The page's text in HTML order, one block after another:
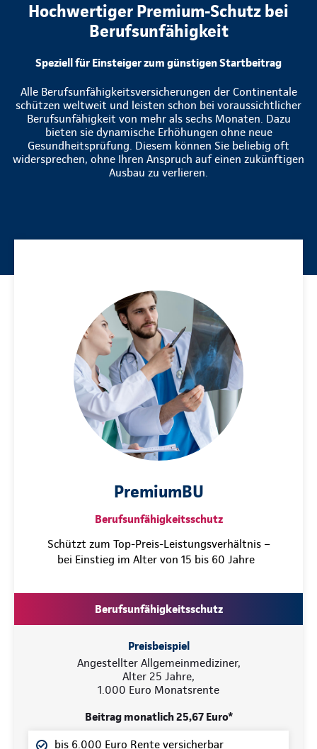
Hochwertiger Premium-Schutz bei
Berufsunfähigkeit
Speziell für Einsteiger zum günstigen Startbeitrag
Alle Berufsunfähigkeitsversicherungen der Continentale
schützen weltweit und leisten schon bei voraussichtlicher
Berufsunfähigkeit von mehr als sechs Monaten. Dazu
bieten sie dynamische Erhöhungen ohne neue
Gesundheitsprüfung. Diesem können Sie beliebig oft
widersprechen, ohne Ihren Anspruch auf einen zukünftigen
Ausbau zu verlieren.
PremiumBU
Berufsunfähigkeitsschutz
Schützt zum Top-Preis-Leistungsverhältnis –
bei Einstieg im Alter von 15 bis 60 Jahre
Berufsunfähigkeitsschutz
Preisbeispiel
Angestellter Allgemeinmediziner,
Alter 25 Jahre,
1.000 Euro Monatsrente
Beitrag monatlich 25,67 Euro*
bis 6.000 Euro Rente versicherbar